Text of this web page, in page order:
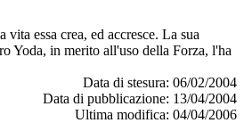
essa crea, ed accresce. La sua
Yoda, in merito all'uso della Forza, l'ha
Data di stesura: 06/02/2004
Data di pubblicazione: 13/04/2004
Ultima modifica: 04/04/2006